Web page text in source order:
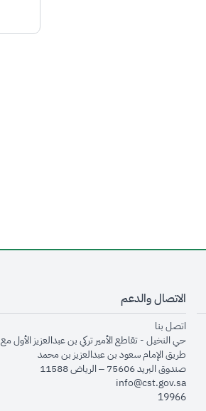
الاتصال والدعم
اتصل بنا
حي النخيل - تقاطع الأمير تركي بن عبدالعزيز الأول مع
طريق الإمام سعود بن عبدالعزيز بن محمد
صندوق البريد 75606 – الرياض 11588
info@cst.gov.sa
19966